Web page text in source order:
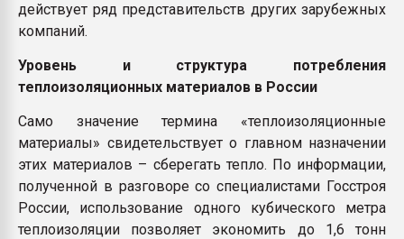
действует ряд представительств других зарубежных
компаний.
Уровень и структура потребления
теплоизоляционных материалов в России
Само значение термина «теплоизоляционные
материалы» свидетельствует о главном назначении
этих материалов – сберегать тепло. По информации,
полученной в разговоре со специалистами Госстроя
России, использование одного кубического метра
теплоизоляции позволяет экономить до 1,6 тонн